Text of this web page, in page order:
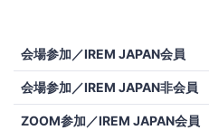
会場参加／IREM JAPAN会員
会場参加／IREM JAPAN非会員
ZOOM参加／IREM JAPAN会員